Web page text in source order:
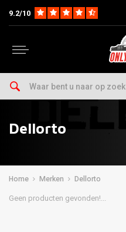
9.2/10
Dellorto
Home Merken Dellorto
Geen producten gevonden!...